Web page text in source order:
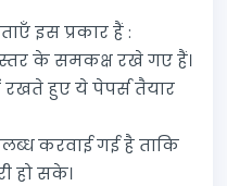
इस प्रकार हैं :
स्तर के समकक्ष रखे गए हैं।
रखते हुए ये पेपर्स तैयार
करवाई गई है ताकि
हो सके।